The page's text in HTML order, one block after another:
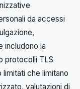
da accessi
includono la
protocolli TLS
che limitano
valutazioni di